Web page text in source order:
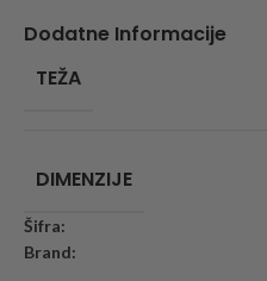
Dodatne Informacije
TEŽA
DIMENZIJE
Šifra:
Brand: